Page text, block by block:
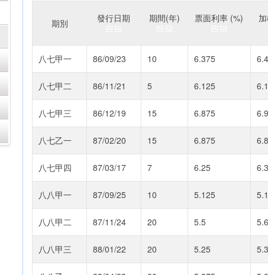
期別 發行日期 期間(年) 票面利率 (%)
八七甲一 86/09/23 10 6.375
八七甲二 86/11/21 5 6.125
八七甲三 86/12/19 15 6.875
八七乙一 87/02/20 15 6.875
八七甲四 87/03/17 7 6.25
八八甲一 87/09/25 10 5.125
八八甲二 87/11/24 20 5.5
八八甲三 88/01/22 20 5.25